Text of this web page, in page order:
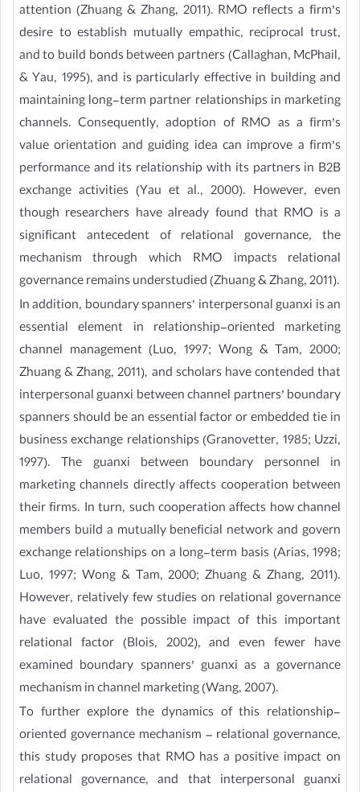
attention (Zhuang & Zhang, 2011). RMO reflects a firm’s
desire to establish mutually empathic, reciprocal trust,
and to build bonds between partners (Callaghan, McPhail,
& Yau, 1995), and is particularly effective in building and
maintaining long-term partner relationships in marketing
channels. Consequently, adoption of RMO as a firm’s
value orientation and guiding idea can improve a firm’s
performance and its relationship with its partners in B2B
exchange activities (Yau et al., 2000). However, even
though researchers have already found that RMO is a
significant antecedent of relational governance, the
mechanism through which RMO impacts relational
governance remains understudied (Zhuang & Zhang, 2011).
In addition, boundary spanners’ interpersonal guanxi is an
essential element in relationship-oriented marketing
channel management (Luo, 1997; Wong & Tam, 2000;
Zhuang & Zhang, 2011), and scholars have contended that
interpersonal guanxi between channel partners’ boundary
spanners should be an essential factor or embedded tie in
business exchange relationships (Granovetter, 1985; Uzzi,
1997). The guanxi between boundary personnel in
marketing channels directly affects cooperation between
their firms. In turn, such cooperation affects how channel
members build a mutually beneficial network and govern
exchange relationships on a long-term basis (Arias, 1998;
Luo, 1997; Wong & Tam, 2000; Zhuang & Zhang, 2011).
However, relatively few studies on relational governance
have evaluated the possible impact of this important
relational factor (Blois, 2002), and even fewer have
examined boundary spanners’ guanxi as a governance
mechanism in channel marketing (Wang, 2007).
To further explore the dynamics of this relationship-
oriented governance mechanism – relational governance,
this study proposes that RMO has a positive impact on
relational governance, and that interpersonal guanxi